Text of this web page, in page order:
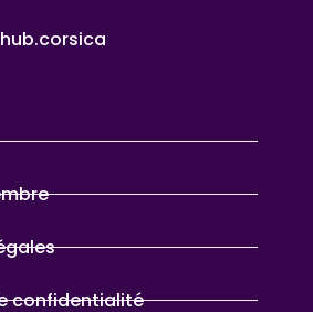
confidentialité